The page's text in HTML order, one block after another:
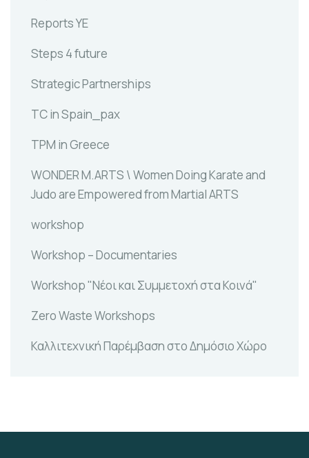
Reports YE
Steps 4 future
Strategic Partnerships
TC in Spain_pax
TPM in Greece
WONDER M.ARTS \ Women Doing Karate and
Judo are Empowered from Martial ARTS
workshop
Workshop – Documentaries
Workshop "Νέοι και Συμμετοχή στα Κοινά"
Zero Waste Workshops
Καλλιτεχνική Παρέμβαση στο Δημόσιο Χώρο